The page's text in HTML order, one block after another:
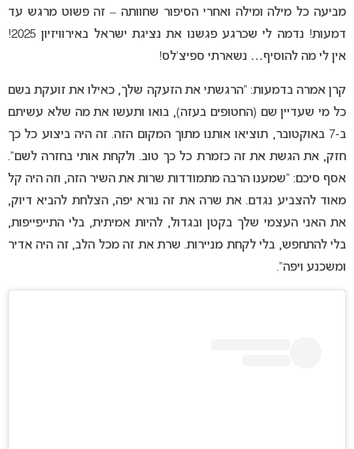
מביעה כל מילה ומילה ואחרי הסיפור שחוותה – זה פשוט מרגש עד
דמעות! נדמה לי שכרגע פגשנו את נציגת ישראל באירוויזיון 2025!
אין לי מה להוסיף… נשארתי ספיצ’לס!
קרן אמרה בדמעות: “הרגשתי את הזעקה שלך, כאילו את זועקת בשם
כל מי שעדיין שם (החטופים בעזה), בואו ותעשו את מה שלא עשיתם
ב-7 באוקטובר, תוציאו אותנו מתוך המקום הזה. זה היה ביצוע כל כך
חזק, את הגשת את זה כזמרת כל כך טוב. ולקחת אותי בחזרה לשם”.
אסף סיכם: “שמענו הרבה מתמודדות שרות את השיר הזה, וזה היה קל
מאוד להצביע נגדם. את שרה את זה נורא יפה, הצלחת להביא דיוק,
את האני העצמי שלך בקטן ובגדול, להיות אמיתית, בלי התייפייפות,
בלי להתחפש, בלי לקחת מניירות. שרת את זה מכל הלב, זה היה אדיר
ומשכנע ויפה”.